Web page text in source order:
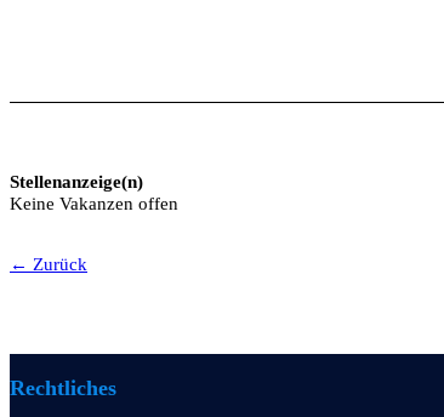
Stellenanzeige(n)
Keine Vakanzen offen
← Zurück
Rechtliches